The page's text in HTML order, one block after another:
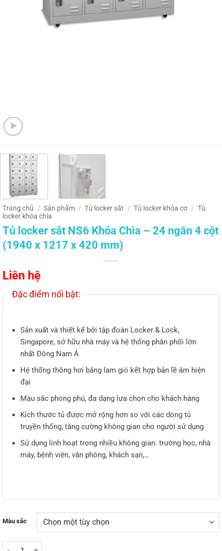
Trang chủ / Sản phẩm / Tủ locker sắt / Tủ locker khóa cơ / Tủ
locker khóa chìa
Tủ locker sắt NS6 Khóa Chìa – 24 ngăn 4 cột
(1940 x 1217 x 420 mm)
Liên hệ
Đặc điểm nổi bật:
Sản xuất và thiết kế bởi tập đoàn Locker & Lock,
Singapore, sở hữu nhà máy và hệ thống phân phối lớn
nhất Đông Nam Á
Hệ thống thông hơi bằng lam gió kết hợp bản lề âm hiện
đại
Màu sắc phong phú, đa dạng lựa chọn cho khách hàng
Kích thước tủ được mở rộng hơn so với các dòng tủ
truyền thống, tăng cường không gian cho người sử dụng
Sử dụng linh hoạt trong nhiều không gian: trường học, nhà
máy, bệnh viện, văn phòng, khách sạn,…
Màu sắc
Tủ locker sắt NS6 Khóa Chìa - 24 ngăn 4 cột (1940 x 1217 x 420 mm)